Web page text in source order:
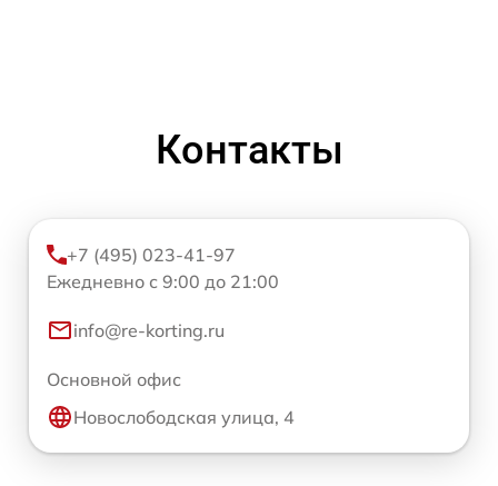
Контакты
+7 (495) 023-41-97
Ежедневно с 9:00 до 21:00
info@re-korting.ru
Основной офис
Новослободская улица, 4